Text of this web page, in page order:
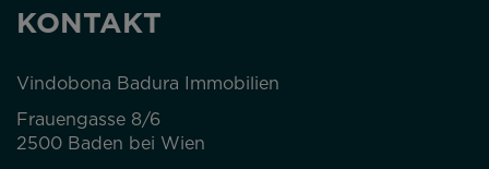
KONTAKT
Vindobona Badura Immobilien
Frauengasse 8/6
2500 Baden bei Wien